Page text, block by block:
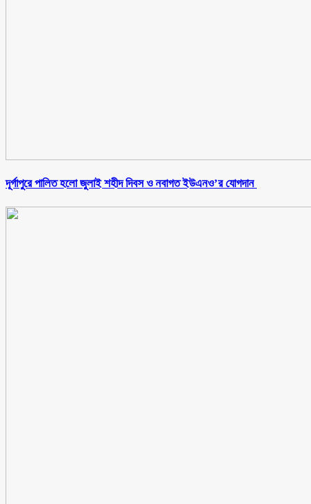
‎দূর্গাপুরে পালিত হলো জুলাই শহীদ দিবস ও নবাগত ইউএনও’র যোগদান ‎